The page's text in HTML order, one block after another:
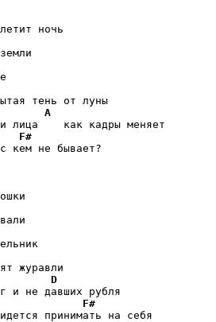
ночь
тень от луны
A
лица    как кадры меняет
F#
кем не бывает?
журавли
D
и не давших рубля
F#
принимать на себя